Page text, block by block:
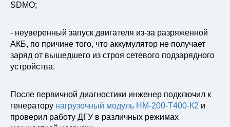
SDMO;
- неуверенный запуск двигателя из-за разряженной
АКБ, по причине того, что аккумулятор не получает
заряд от вышедшего из строя сетевого подзарядного
устройства.
После первичной диагностики инженер подключил к
генератору нагрузочный модуль НМ-200-Т400-К2 и
проверил работу ДГУ в различных режимах